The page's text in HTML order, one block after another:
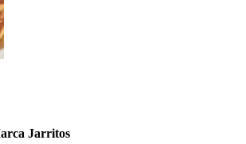
Jarritos